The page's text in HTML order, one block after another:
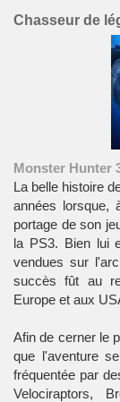
Chasseur de
Monster Hunter
La belle histoire
années lorsque,
portage de son
la PS3. Bien lui
vendues sur
succès fût au
Europe et aux
Afin de cerner le
que l'aventure
fréquentée par
Velociraptors,